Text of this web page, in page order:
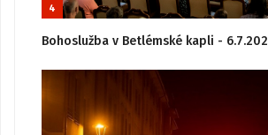
4
Bohoslužba v Betlémské kapli -